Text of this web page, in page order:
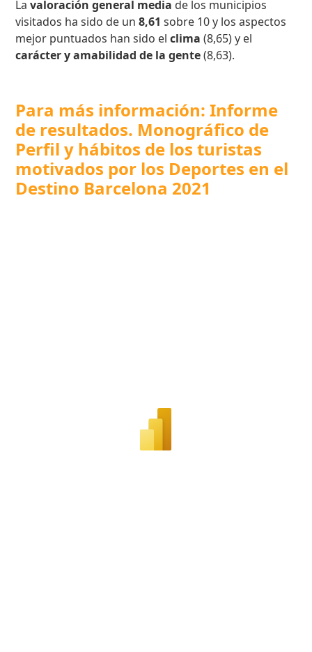
Lavaloración general media de los municipios
visitados ha sido de un8,61 sobre 10 y los aspectos
mejor puntuados han sido elclima(8,65) y el
carácter y amabilidad de la gente(8,63).
Para más información: Informe
de resultados. Monográfico de
Perfil y hábitos de los turistas
motivados por los Deportes en el
Destino Barcelona 2021